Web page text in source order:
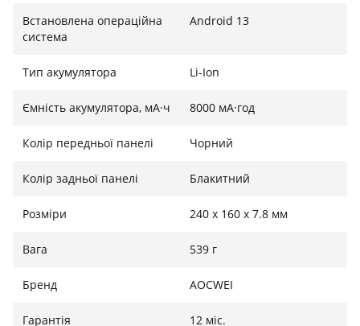
Встановлена ​​операційна
система
Android 13
Тип акумулятора Li-Ion
Ємність акумулятора, мА·ч 8000 мА·год
Колір передньої панелі Чорний
Колір задньої панелі Блакитний
Розміри 240 х 160 х 7.8 мм
Вага 539 г
Бренд AOCWEI
Гарантія 12 міс.